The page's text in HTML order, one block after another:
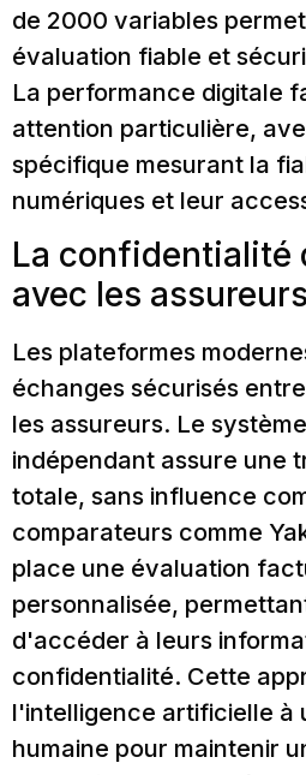
de 2000 variables
évaluation fiable et
La performance digitale
attention particulière,
spécifique mesurant la
numériques et leur
La confidentialité
avec les assureurs
Les plateformes
échanges sécurisés
les assureurs. Le
indépendant assure une
totale, sans influence
comparateurs comme
place une évaluation
personnalisée,
d'accéder à leurs
confidentialité. Cette
l'intelligence artificielle à
humaine pour maintenir